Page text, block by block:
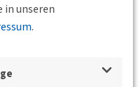
unseren
.